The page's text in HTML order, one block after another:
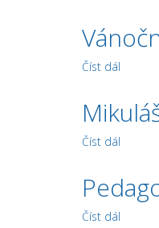
Číst dál
Číst dál
Číst dál